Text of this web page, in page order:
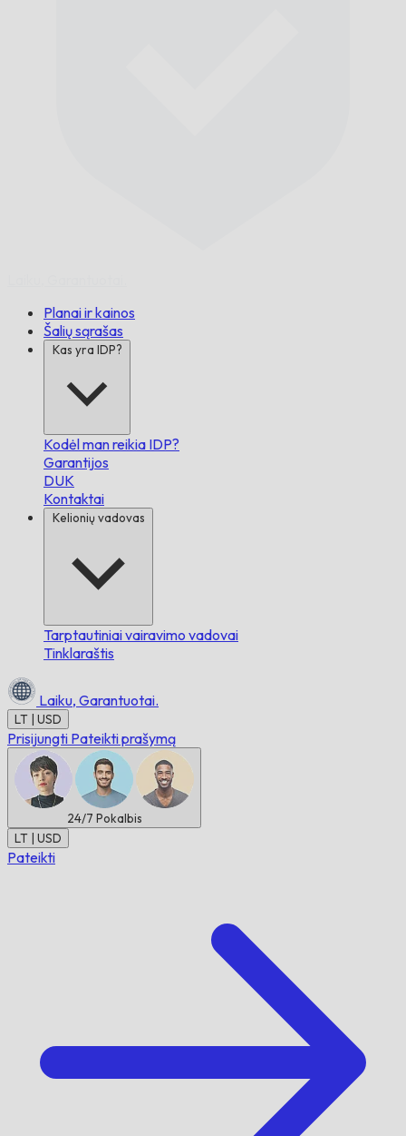
Planai ir kainos
Šalių sąrašas
Kas yra IDP?
Kodėl man reikia IDP?
Garantijos
DUK
Kontaktai
Kelionių vadovas
Tarptautiniai vairavimo vadovai
Tinklaraštis
Laiku, Garantuotai.
LT | USD
Prisijungti Pateikti prašymą
24/7 Pokalbis
LT | USD
Pateikti